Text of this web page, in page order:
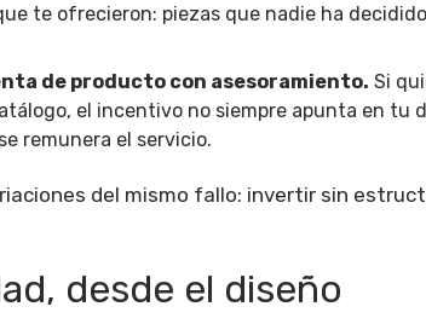
te ofrecieron: piezas que nadie ha
de producto con asesoramiento. Si
el incentivo no siempre apunta en tu
remunera el servicio.
del mismo fallo: invertir sin
desde el diseño